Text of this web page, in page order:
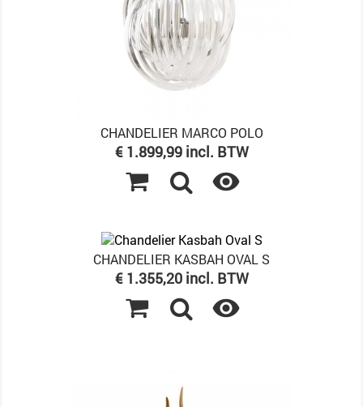
CHANDELIER MARCO POLO
Prijs
€ 1.899,99 incl. BTW

CHANDELIER KASBAH OVAL S
Prijs
€ 1.355,20 incl. BTW
